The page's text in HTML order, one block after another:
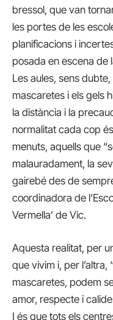
bressol, que van
les portes de les
planificacions i
posada en escena de
Les aules, sens
mascaretes i els gels
la distància i la
normalitat cada cop
menuts, aquells que
malauradament, la
gairebé des de
coordinadora de
Vermella’ de Vic.
Aquesta realitat, per
que vivim i, per l’altra,
mascaretes, podem
amor, respecte i
I és que tots els